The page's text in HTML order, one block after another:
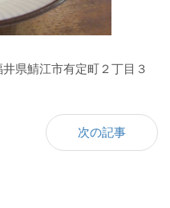
鯖江市有定町２丁目３
次の記事